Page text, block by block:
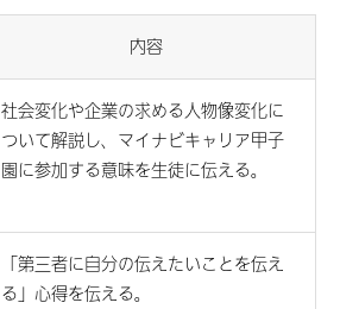
内容
社会変化や企業の求める人物像変化に
ついて解説し、マイナビキャリア甲子
園に参加する意味を生徒に伝える。
「第三者に自分の伝えたいことを伝え
る」心得を伝える。